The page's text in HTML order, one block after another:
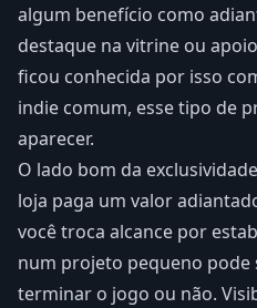
algum benefício como
destaque na vitrine ou
ficou conhecida por isso
indie comum, esse tipo de
aparecer.
O lado bom da
loja paga um valor
você troca alcance por
num projeto pequeno pode
terminar o jogo ou não.